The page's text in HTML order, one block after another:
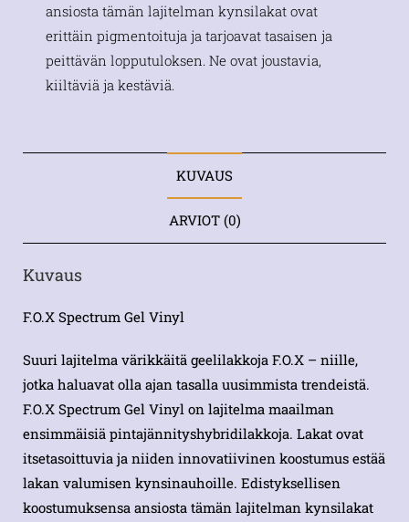
ansiosta tämän lajitelman kynsilakat ovat
erittäin pigmentoituja ja tarjoavat tasaisen ja
peittävän lopputuloksen. Ne ovat joustavia,
kiiltäviä ja kestäviä.
KUVAUS
ARVIOT (0)
Kuvaus
F.O.X Spectrum Gel Vinyl
Suuri lajitelma värikkäitä geelilakkoja F.O.X – niille,
jotka haluavat olla ajan tasalla uusimmista trendeistä.
F.O.X Spectrum Gel Vinyl on lajitelma maailman
ensimmäisiä pintajännityshybridilakkoja. Lakat ovat
itsetasoittuvia ja niiden innovatiivinen koostumus estää
lakan valumisen kynsinauhoille. Edistyksellisen
koostumuksensa ansiosta tämän lajitelman kynsilakat